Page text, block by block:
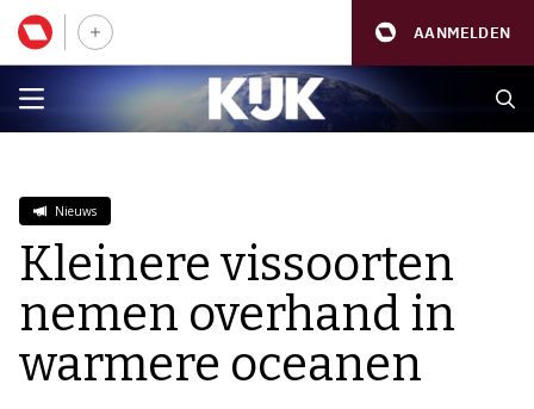
AANMELDEN
Nieuws
Kleinere vissoorten
nemen overhand in
warmere oceanen